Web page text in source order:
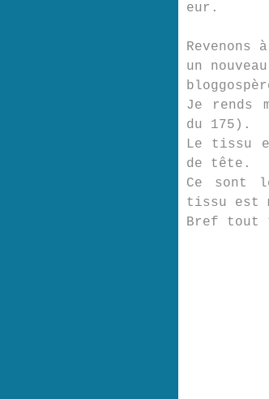
eur.
un
Je rends
du 175).
Le tissu
de tête.
Ce sont
tissu est
Bref tout